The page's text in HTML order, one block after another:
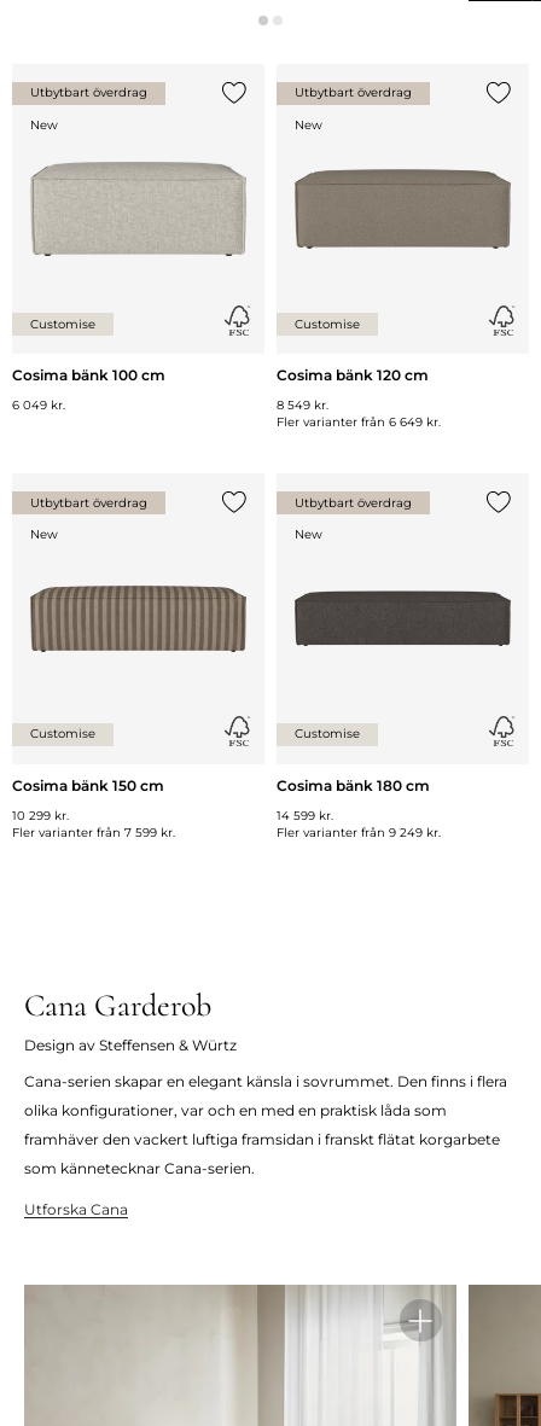
Utbytbart överdrag
New Lägg till {0} i listan
Customise
Cosima bänk 100 cm
6 049 kr.
Utbytbart överdrag
New
Customise
Cosima bänk 120 cm
8 549 kr.
Fler varianter från 6 649 kr.
Utbytbart överdrag
New Lägg till {0} i listan
Customise
Cosima bänk 150 cm
10 299 kr.
Fler varianter från 7 599 kr.
Utbytbart överdrag
New
Customise
Cosima bänk 180 cm
14 599 kr.
Fler varianter från 9 249 kr.
Cana Garderob
Design av Steffensen & Würtz
Cana-serien skapar en elegant känsla i sovrummet. Den finns i flera
olika konfigurationer, var och en med en praktisk låda som
framhäver den vackert luftiga framsidan i franskt flätat korgarbete
som kännetecknar Cana-serien.
Utforska Cana